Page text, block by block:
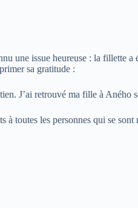
une issue heureuse : la fillette a
sa gratitude :
J’ai retrouvé ma fille à Aného
à toutes les personnes qui se sont